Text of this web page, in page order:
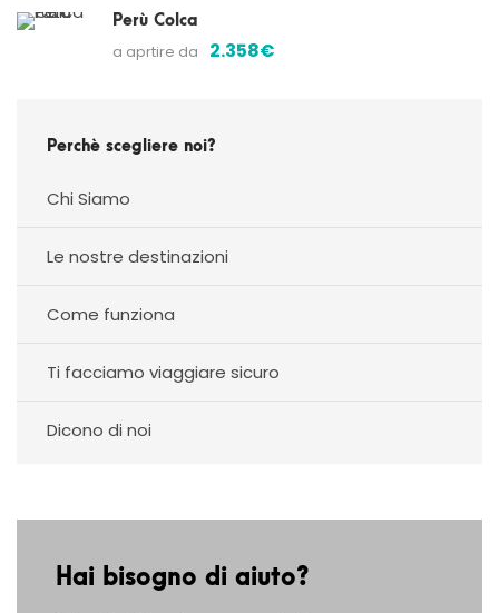
Perù Colca
a aprtire da 2.358€
Perchè scegliere noi?
Chi Siamo
Le nostre destinazioni
Come funziona
Ti facciamo viaggiare sicuro
Dicono di noi
Hai bisogno di aiuto?